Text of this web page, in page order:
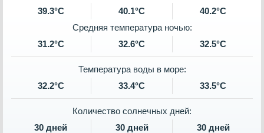
39.3°C
40.1°C
40.2°C
Средняя температура ночью:
31.2°C
32.6°C 32.5°C
Температура воды в море:
32.2°C
33.4°C 33.5°C
Количество солнечных дней:
30 дней
30 дней
30 дней